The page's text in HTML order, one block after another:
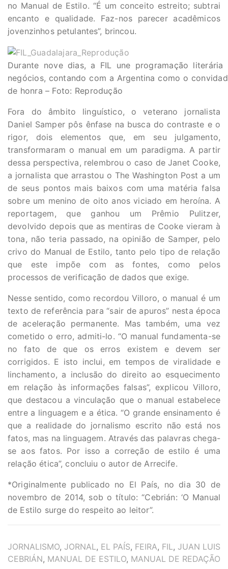
no Manual de Estilo. “É um conceito estreito; subtrai
encanto e qualidade. Faz-nos parecer acadêmicos
jovenzinhos petulantes”, brincou.
Durante nove dias, a FIL une programação literária
negócios, contando com a Argentina como o
de honra – Foto: Reprodução
Fora do âmbito linguístico, o veterano jornalista
Daniel Samper pôs ênfase na busca do contraste e o
rigor, dois elementos que, em seu julgamento,
transformaram o manual em um paradigma. A partir
dessa perspectiva, relembrou o caso de Janet Cooke,
a jornalista que arrastou o The Washington Post a um
de seus pontos mais baixos com uma matéria falsa
sobre um menino de oito anos viciado em heroína. A
reportagem, que ganhou um Prêmio Pulitzer,
devolvido depois que as mentiras de Cooke vieram à
tona, não teria passado, na opinião de Samper, pelo
crivo do Manual de Estilo, tanto pelo tipo de relação
que este impõe com as fontes, como pelos
processos de verificação de dados que exige.
Nesse sentido, como recordou Villoro, o manual é um
texto de referência para “sair de apuros” nesta época
de aceleração permanente. Mas também, uma vez
cometido o erro, admiti-lo. “O manual fundamenta-se
no fato de que os erros existem e devem ser
corrigidos. E isto inclui, em tempos de viralidade e
linchamento, a inclusão do direito ao esquecimento
em relação às informações falsas”, explicou Villoro,
que destacou a vinculação que o manual estabelece
entre a linguagem e a ética. “O grande ensinamento é
que a realidade do jornalismo escrito não está nos
fatos, mas na linguagem. Através das palavras chega-
se aos fatos. Por isso a correção de estilo é uma
relação ética”, concluiu o autor de Arrecife.
*Originalmente publicado no El País, no dia 30 de
novembro de 2014, sob o título: “Cebrián: ‘O Manual
de Estilo surge do respeito ao leitor”.
TAGS
JORNALISMO, JORNAL, EL PAÍS, FEIRA, FIL, JUAN LUIS
CEBRIÁN, MANUAL DE ESTILO, MANUAL DE REDAÇÃO